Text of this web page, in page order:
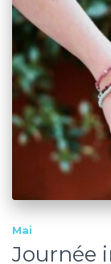
Mai
Journée